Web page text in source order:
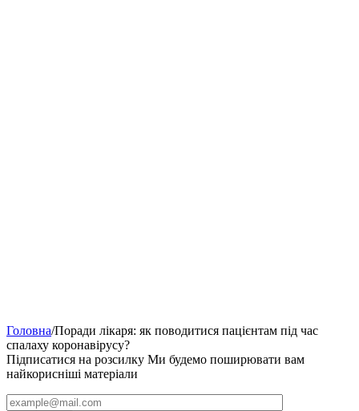
Головна/Поради лікаря: як поводитися пацієнтам під час
спалаху коронавірусу?
Підписатися на розсилку Ми будемо поширювати вам
найкорисніші матеріали